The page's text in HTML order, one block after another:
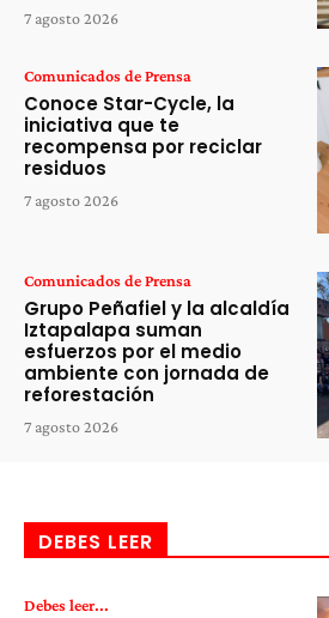
7 agosto 2026
Comunicados de Prensa
Conoce Star-Cycle, la
iniciativa que te
recompensa por reciclar
residuos
7 agosto 2026
Comunicados de Prensa
Grupo Peñafiel y la alcaldía
Iztapalapa suman
esfuerzos por el medio
ambiente con jornada de
reforestación
7 agosto 2026
DEBES LEER
Debes leer...